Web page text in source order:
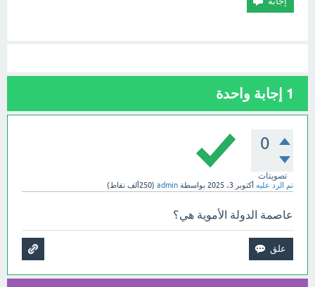
1 إجابة واحدة
0
تصويتات
تم الرد عليه أكتوبر 3، 2025 بواسطة admin
(250ألف نقاط)
عاصمة الدولة الأموية هي؟